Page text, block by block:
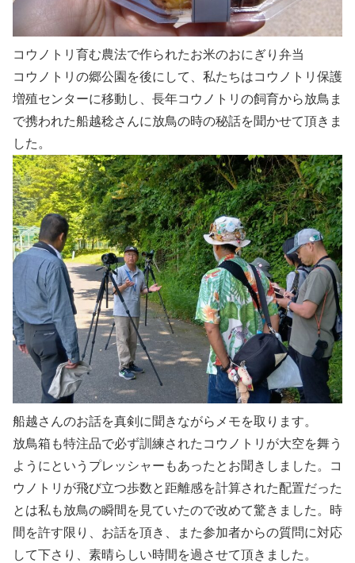
コウノトリ育む農法で作られたお米のおにぎり弁当
コウノトリの郷公園を後にして、私たちはコウノトリ保護
増殖センターに移動し、長年コウノトリの飼育から放鳥ま
で携われた船越稔さんに放鳥の時の秘話を聞かせて頂きま
した。
船越さんのお話を真剣に聞きながらメモを取ります。
放鳥箱も特注品で必ず訓練されたコウノトリが大空を舞う
ようにというプレッシャーもあったとお聞きしました。コ
ウノトリが飛び立つ歩数と距離感を計算された配置だった
とは私も放鳥の瞬間を見ていたので改めて驚きました。時
間を許す限り、お話を頂き、また参加者からの質問に対応
して下さり、素晴らしい時間を過させて頂きました。